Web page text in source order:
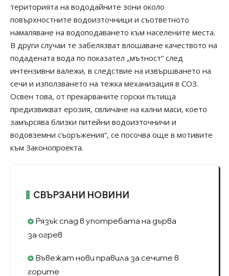
територията на вододайните зони около
повърхностните водоизточници и съответното
намаляване на водоподаването към населените места.
В други случаи те забелязват влошаване качеството на
подадената вода по показател „мътност“ след
интензивни валежи, в следствие на извършването на
сечи и използването на тежка механизация в СОЗ.
Освен това, от прекарваните горски пътища
предизвикват ерозия, свличане на кални маси, което
замърсява близки питейни водоизточничи и
водовземни съоръжения“, се посочва още в мотивите
към Законопроекта.
СВЪРЗАНИ НОВИНИ
Рязък спад в употребата на дърва
за огрев
Въвежат нови правила за сечите в
горите